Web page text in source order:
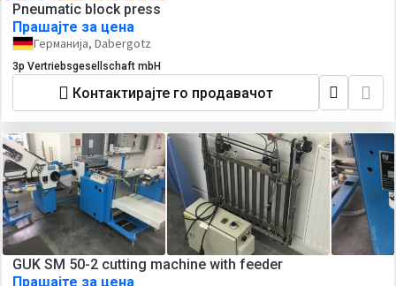
Pneumatic block press
Прашајте за цена
Германија, Dabergotz
3p Vertriebsgesellschaft mbH
Контактирајте го продавачот
GUK SM 50-2 cutting machine with feeder
Прашајте за цена